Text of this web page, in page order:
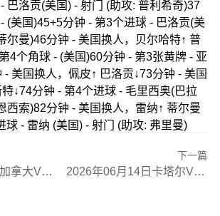
巴洛贡(美国) - 射门 (助攻: 普利希奇)37
(美国)45+5分钟 - 第3个进球 - 巴洛贡(美
尔曼)46分钟 - 美国换人，贝尔哈特↑ 普
4个角球 - (美国)60分钟 - 第3张黄牌 - 亚
- 美国换人，佩皮↑ 巴洛贡↓73分钟 - 美国
↓74分钟 - 第4个进球 - 毛里西奥(巴拉
西索)82分钟 - 美国换人，雷纳↑ 蒂尔曼
球 - 雷纳 (美国) - 射门 (助攻: 弗里曼)
比赛录像回放
下一篇
2026年06月14日卡塔尔VS瑞士全场比赛录像回放